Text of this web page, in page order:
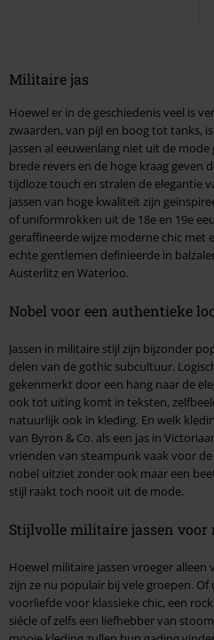
Militaire jas
Hoewel er in de geschiedenis veel is
zwaarden, van pijl en boog tot tanks,
jassen al eeuwenlang niet uit de
brede revers en de hoge kraag geven
tijdloze touch en stralen de elegantie
jassen van hoge kwaliteit zijn
of uniformrokken uit de 18e en 19e
geraffineerde wijze moderne chic met
echte gentlemen definieerde in
Austerlitz en Waterloo.
Nobel voor een authentieke
Jassen in militaire stijl zijn bijzonder
delen van de gothic subcultuur.
gekenmerkt door een hang naar de
ook tot uiting komt in teksten,
natuurlijk ook in kleding. En welk
van Byron & Co. als een jas in
vrienden van steampunk vaak voor
nobel uitziet zonder ook maar een
stijl raakt toch nooit uit de mode.
Stijlvolle militaire jassen voor
Hoewel militaire jassen vroeger alleen
zijn ze nu populair bij vele groepen.
voorliefde voor klassieke chic, een
siécle of zelfs een liefhebber van